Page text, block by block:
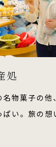
処
名物菓子の
い。旅の想